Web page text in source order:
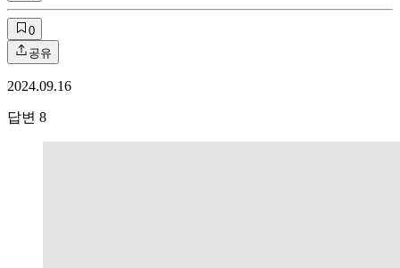
0
공유
2024.09.16
답변 8